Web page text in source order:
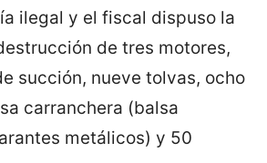
ilegal y el fiscal dispuso la
de tres motores,
succión, nueve tolvas, ocho
carranchera (balsa
metálicos) y 50